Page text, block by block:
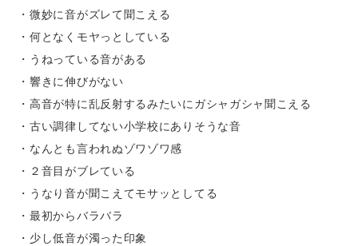
・微妙に音がズレて聞こえる
・何となくモヤっとしている
・うねっている音がある
・響きに伸びがない
・高音が特に乱反射するみたいにガシャガシャ聞こえる
・古い調律してない小学校にありそうな音
・なんとも言われぬゾワゾワ感
・２音目がブレている
・うなり音が聞こえてモサッとしてる
・最初からバラバラ
・少し低音が濁った印象